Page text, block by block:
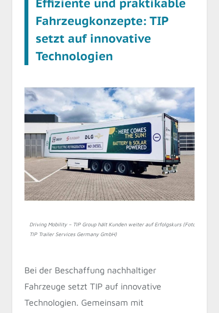
Effiziente und praktikable
Fahrzeugkonzepte: TIP
setzt auf innovative
Technologien
Driving Mobility – TIP Group hält Kunden weiter auf Erfolgskurs (Foto:
TIP Trailer Services Germany GmbH)
Bei der Beschaffung nachhaltiger
Fahrzeuge setzt TIP auf innovative
Technologien. Gemeinsam mit